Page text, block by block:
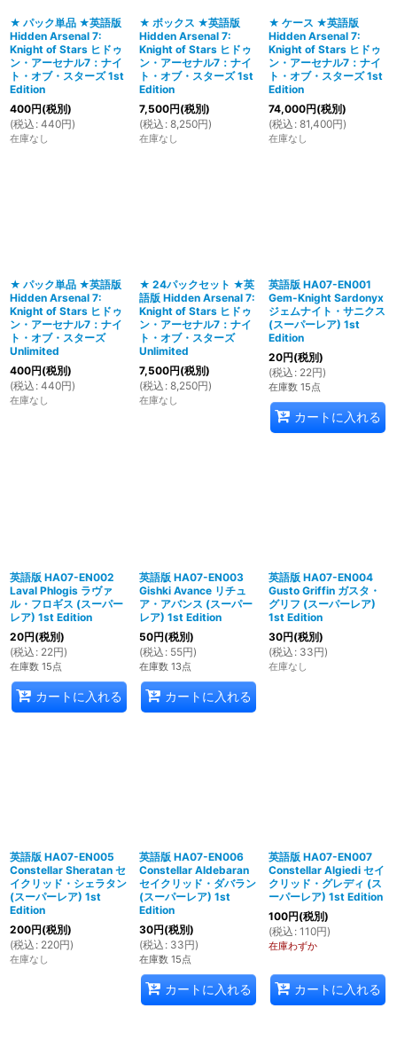
★ パック単品 ★英語版
Hidden Arsenal 7:
Knight of Stars ヒドゥ
ン・アーセナル7：ナイ
ト・オブ・スターズ 1st
Edition
400円(税別)
(税込 : 440円)
在庫なし
★ ボックス ★英語版
Hidden Arsenal 7:
Knight of Stars ヒドゥ
ン・アーセナル7：ナイ
ト・オブ・スターズ 1st
Edition
7,500円(税別)
(税込 : 8,250円)
在庫なし
★ ケース ★英語版
Hidden Arsenal 7:
Knight of Stars ヒドゥ
ン・アーセナル7：ナイ
ト・オブ・スターズ 1st
Edition
74,000円(税別)
(税込 : 81,400円)
在庫なし
★ パック単品 ★英語版
Hidden Arsenal 7:
Knight of Stars ヒドゥ
ン・アーセナル7：ナイ
ト・オブ・スターズ
Unlimited
400円(税別)
(税込 : 440円)
在庫なし
★ 24パックセット ★英
語版 Hidden Arsenal 7:
Knight of Stars ヒドゥ
ン・アーセナル7：ナイ
ト・オブ・スターズ
Unlimited
7,500円(税別)
(税込 : 8,250円)
在庫なし
英語版 HA07-EN001
Gem-Knight Sardonyx
ジェムナイト・サニクス
(スーパーレア) 1st
Edition
20円(税別)
(税込 : 22円)
在庫数 15点
カートに入れる
英語版 HA07-EN002
Laval Phlogis ラヴァ
ル・フロギス (スーパー
レア) 1st Edition
20円(税別)
(税込 : 22円)
在庫数 15点
カートに入れる
英語版 HA07-EN003
Gishki Avance リチュ
ア・アバンス (スーパー
レア) 1st Edition
50円(税別)
(税込 : 55円)
在庫数 13点
カートに入れる
英語版 HA07-EN004
Gusto Griffin ガスタ・
グリフ (スーパーレア)
1st Edition
30円(税別)
(税込 : 33円)
在庫なし
英語版 HA07-EN005
Constellar Sheratan セ
イクリッド・シェラタン
(スーパーレア) 1st
Edition
200円(税別)
(税込 : 220円)
在庫なし
英語版 HA07-EN006
Constellar Aldebaran
セイクリッド・ダバラン
(スーパーレア) 1st
Edition
30円(税別)
(税込 : 33円)
在庫数 15点
カートに入れる
英語版 HA07-EN007
Constellar Algiedi セイ
クリッド・グレディ (ス
ーパーレア) 1st Edition
100円(税別)
(税込 : 110円)
在庫わずか
カートに入れる